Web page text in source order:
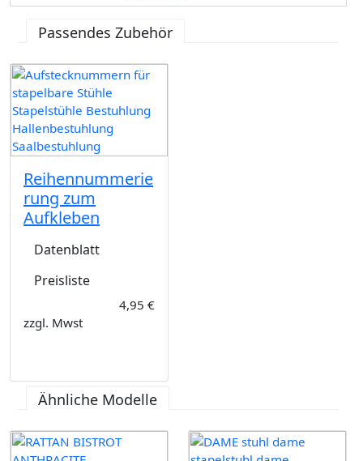
Passendes Zubehör
Reihennummerie
rung zum
Aufkleben
Datenblatt
Preisliste
4,95 €
zzgl. Mwst
Ähnliche Modelle